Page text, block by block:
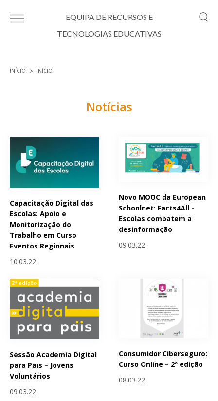
EQUIPA DE RECURSOS E
TECNOLOGIAS EDUCATIVAS
INÍCIO INÍCIO
Notícias
Capacitação Digital das
Escolas: Apoio e
Monitorização do
Trabalho em Curso
Eventos Regionais
10.03.22
Novo MOOC da European
Schoolnet: Facts4All -
Escolas combatem a
desinformação
09.03.22
Sessão Academia Digital
para Pais – Jovens
Voluntários
09.03.22
Consumidor Ciberseguro:
Curso Online – 2ª edição
08.03.22
Páginas